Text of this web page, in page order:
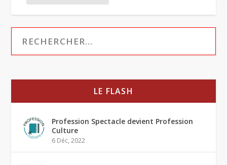
LE FLASH
Profession Spectacle devient Profession
Culture
6 Déc, 2022